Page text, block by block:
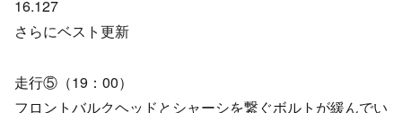
16.127
さらにベスト更新
走行⑤（19：00）
フロントバルクヘッドとシャーシを繋ぐボルトが緩んでい